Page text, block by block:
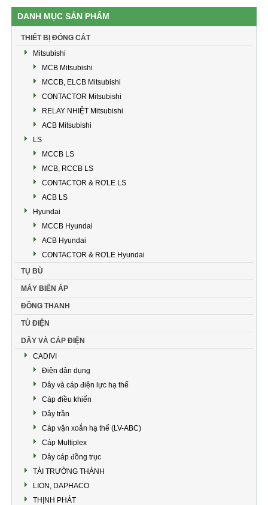
DANH MỤC SẢN PHẨM
THIẾT BỊ ĐÓNG CẮT
Mitsubishi
MCB Mitsubishi
MCCB, ELCB Mitsubishi
CONTACTOR Mitsubishi
RELAY NHIỆT Mitsubishi
ACB Mitsubishi
LS
MCCB LS
MCB, RCCB LS
CONTACTOR & RƠLE LS
ACB LS
Hyundai
MCCB Hyundai
ACB Hyundai
CONTACTOR & RƠLE Hyundai
TỤ BÙ
MÁY BIẾN ÁP
ĐỒNG THANH
TỦ ĐIỆN
DÂY VÀ CÁP ĐIỆN
CADIVI
Điện dân dụng
Dây và cáp điện lực hạ thế
Cáp điều khiển
Dây trần
Cáp vặn xoắn hạ thế (LV-ABC)
Cáp Multiplex
Dây cáp đồng trục
TÀI TRƯỜNG THÀNH
LION, DAPHACO
THỊNH PHÁT